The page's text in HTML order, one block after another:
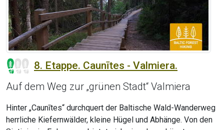
8. Etappe. Caunītes - Valmiera.
Auf dem Weg zur „grünen Stadt“ Valmiera
Hinter „Caunītes“ durchquert der Baltische Wald-Wanderweg
herrliche Kiefernwälder, kleine Hügel und Abhänge. Von den